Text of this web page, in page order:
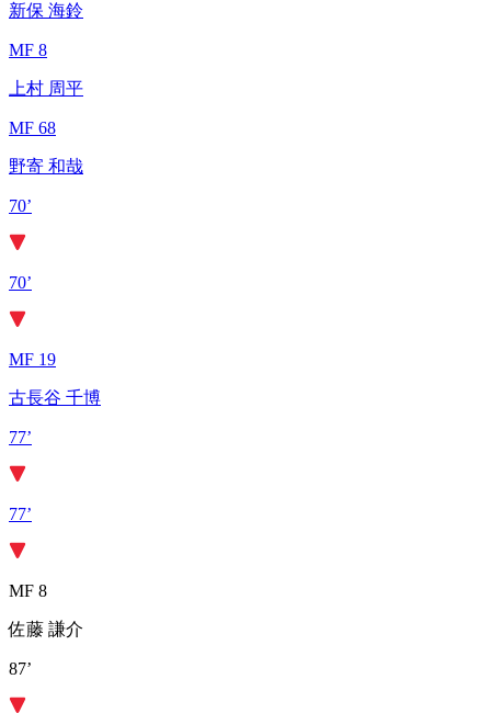
新保 海鈴
MF 8
上村 周平
MF 68
野寄 和哉
70’
70’
MF 19
古長谷 千博
77’
77’
MF 8
佐藤 謙介
87’